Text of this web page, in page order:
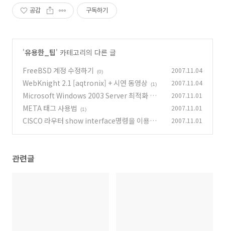
공감 구독하기
'유용한_팁' 카테고리의 다른 글
FreeBSD 계정 수정하기
(0) 2007.11.04
WebKnight 2.1 [aqtronix] + 시연 동영상 (1) 2007.11.04
Microsoft Windows 2003 Server 최적화 설
정하기
(0)
2007.11.01
META 태그 사용법 (1) 2007.11.01
CISCO 라우터 show interface명령을 이용한
2007.11.01
관련글